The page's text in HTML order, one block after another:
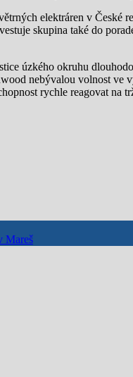
elektráren v České
skupina také do
úzkého okruhu
nebývalou volnost ve
rychle reagovat na
Mareš